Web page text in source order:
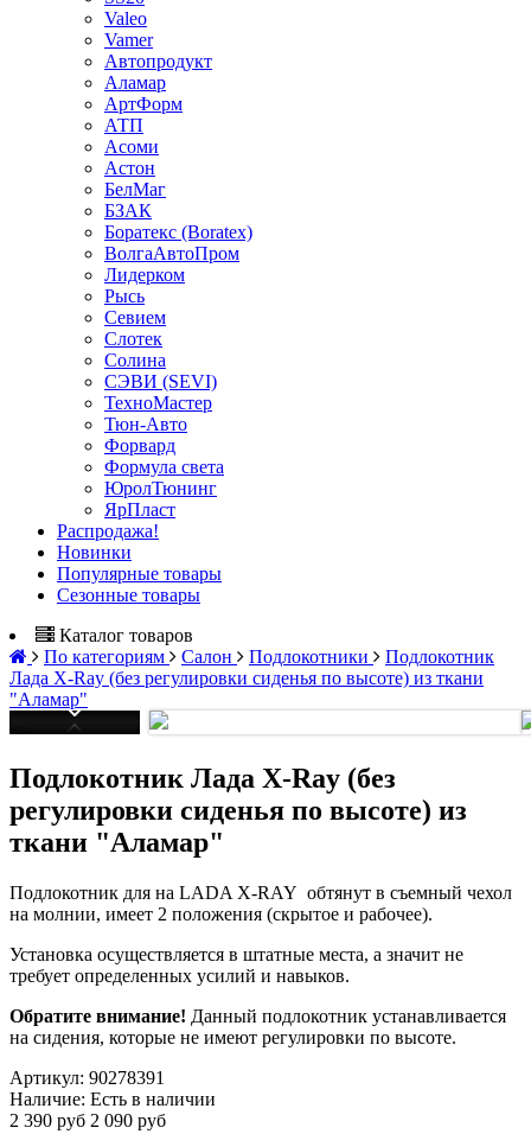
Valeo
Vamer
Автопродукт
Аламар
АртФорм
АТП
Асоми
Астон
БелМаг
БЗАК
Боратекс (Boratex)
ВолгаАвтоПром
Лидерком
Рысь
Севием
Слотек
Солина
СЭВИ (SEVI)
ТехноМастер
Тюн-Авто
Форвард
Формула света
ЮролТюнинг
ЯрПласт
Распродажа!
Новинки
Популярные товары
Сезонные товары
Каталог товаров
По категориям
Салон Подлокотники
Подлокотник
Лада X-Ray (без регулировки сиденья по высоте) из ткани
"Аламар"
Подлокотник Лада X-Ray (без
регулировки сиденья по высоте) из
ткани "Аламар"
Подлокотник для на LADA X-RAY обтянут в съемный чехол
на молнии, имеет 2 положения (скрытое и рабочее).
Установка осуществляется в штатные места, а значит не
требует определенных усилий и навыков.
Обратите внимание! Данный подлокотник устанавливается
на сидения, которые не имеют регулировки по высоте.
Артикул: 90278391
Наличие: Есть в наличии
2 390 руб 2 090 руб